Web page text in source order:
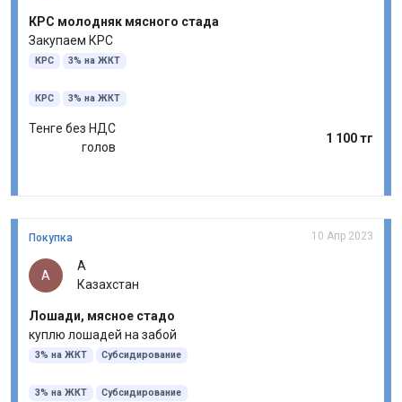
КРС молодняк мясного стада
Закупаем КРС
КРС 3% на ЖКТ
КРС 3% на ЖКТ
Тенге без НДС
голов
1 100 тг
Покупка 10 Апр 2023
А
А
Казахстан
Лошади, мясное стадо
куплю лошадей на забой
3% на ЖКТ Субсидирование
3% на ЖКТ Субсидирование